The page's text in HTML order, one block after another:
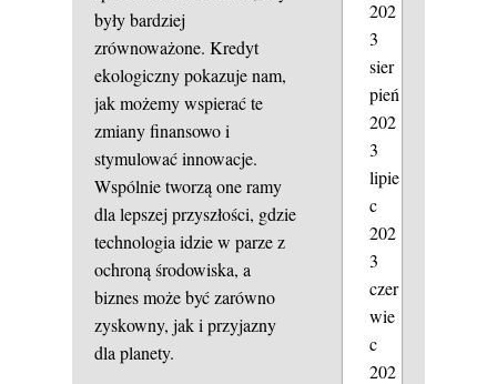
były bardziej
zrównoważone. Kredyt
ekologiczny pokazuje nam,
jak możemy wspierać te
zmiany finansowo i
stymulować innowacje.
Wspólnie tworzą one ramy
dla lepszej przyszłości, gdzie
technologia idzie w parze z
ochroną środowiska, a
biznes może być zarówno
zyskowny, jak i przyjazny
dla planety.
202
3
sier
pień
202
3
lipie
c
202
3
czer
wie
c
202